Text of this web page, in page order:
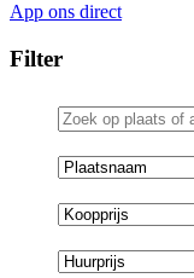
App ons direct
Filter
Zoek
op
plaats
of
adres
Plaatsnaam
Koopprijs
Huurprijs